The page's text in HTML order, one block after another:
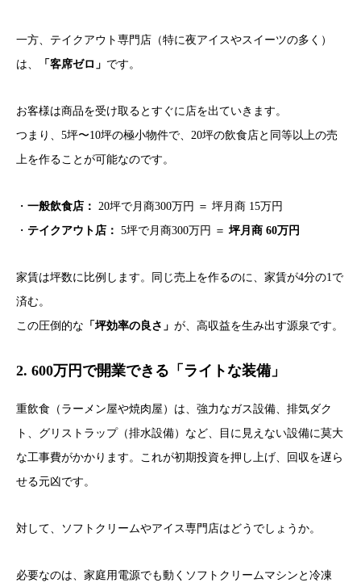
一方、テイクアウト専門店（特に夜アイスやスイーツの多く）
は、
「客席ゼロ」 です。
お客様は商品を受け取るとすぐに店を出ていきます。
つまり、5坪〜10坪の極小物件で、20坪の飲食店と同等以上の売
上を作ることが可能なのです。
・ 一般飲食店：
20坪で月商300万円 ＝ 坪月商 15万円
・ テイクアウト店： 5坪で月商300万円 ＝ 坪月商 60万円
家賃は坪数に比例します。同じ売上を作るのに、家賃が4分の1で
済む。
この圧倒的な 「坪効率の良さ」 が、高収益を生み出す源泉です。
2. 600万円で開業できる「ライトな装備」
重飲食（ラーメン屋や焼肉屋）は、強力なガス設備、排気ダク
ト、グリストラップ（排水設備）など、目に見えない設備に莫大
な工事費がかかります。これが初期投資を押し上げ、回収を遅ら
せる元凶です。
対して、ソフトクリームやアイス専門店はどうでしょうか。
必要なのは、家庭用電源でも動くソフトクリームマシンと冷凍